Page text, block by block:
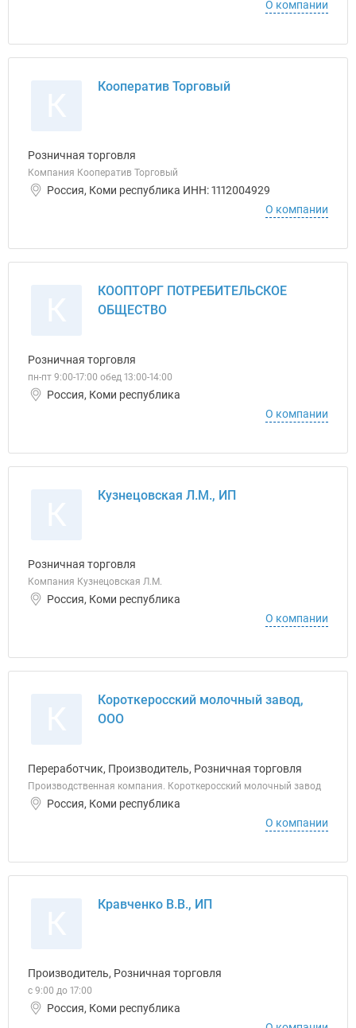
О компании
Кооператив Торговый
Розничная торговля
Компания Кооператив Торговый
Россия, Коми республика ИНН: 1112004929
О компании
КООПТОРГ ПОТРЕБИТЕЛЬСКОЕ
ОБЩЕСТВО
Розничная торговля
пн-пт 9:00-17:00 обед 13:00-14:00
Россия, Коми республика
О компании
Кузнецовская Л.М., ИП
Розничная торговля
Компания Кузнецовская Л.М.
Россия, Коми республика
О компании
Короткеросский молочный завод,
ООО
Переработчик, Производитель, Розничная торговля
Производственная компания. Короткеросский молочный завод
Россия, Коми республика
О компании
Кравченко В.В., ИП
Производитель, Розничная торговля
с 9:00 до 17:00
Россия, Коми республика